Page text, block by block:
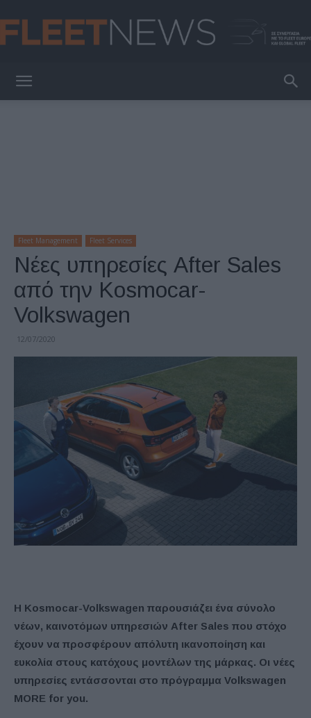
Fleet Management Fleet Services
Νέες υπηρεσίες After Sales
από την Kosmocar-
Volkswagen
12/07/2020
H Kosmocar-Volkswagen παρουσιάζει ένα σύνολο
νέων, καινοτόμων υπηρεσιών After Sales που στόχο
έχουν να προσφέρουν απόλυτη ικανοποίηση και
ευκολία στους κατόχους μοντέλων της μάρκας. Οι νέες
υπηρεσίες εντάσσονται στο πρόγραμμα Volkswagen
MORE for you.